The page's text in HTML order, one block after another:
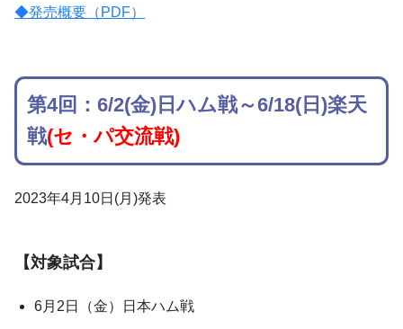
◆発売概要（PDF）
第4回：6/2(金)日ハム戦～6/18(日)楽天
戦(セ・パ交流戦)
2023年4月10日(月)発表
【対象試合】
6月2日（金）日本ハム戦